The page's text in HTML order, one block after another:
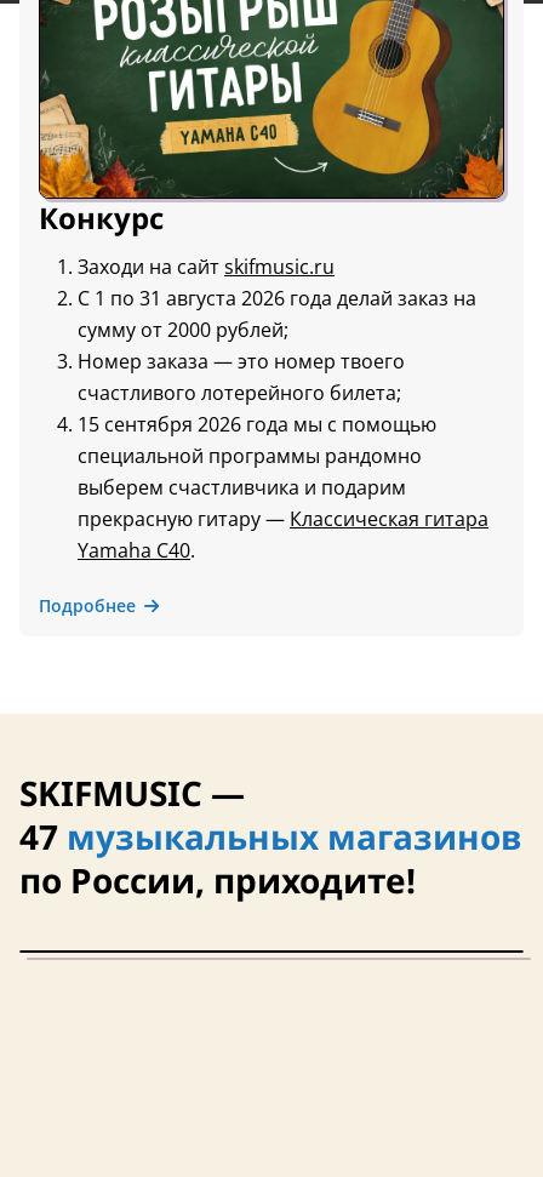
Конкурс
Заходи на сайтskifmusic.ru
С 1 по 31 августа 2026 года делай заказ на
сумму от 2000 рублей;
Номер заказа — это номер твоего
счастливого лотерейного билета;
15 сентября 2026 года мы с помощью
специальной программы рандомно
выберем счастливчика и подарим
прекрасную гитару — Классическая гитара
Yamaha C40.
Подробнее
SKIFMUSIC —
47 музыкальных магазинов
по России, приходите!